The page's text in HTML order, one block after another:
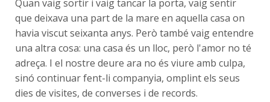
Quan vaig sortir i vaig tancar la porta, vaig sentir
que deixava una part de la mare en aquella casa on
havia viscut seixanta anys. Però també vaig entendre
una altra cosa: una casa és un lloc, però l'amor no té
adreça. I el nostre deure ara no és viure amb culpa,
sinó continuar fent-li companyia, omplint els seus
dies de visites, de converses i de records.